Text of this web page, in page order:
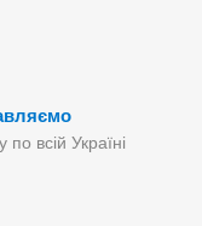
всій Україні